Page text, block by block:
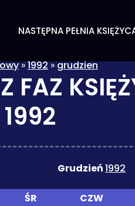
NASTĘPNA PEŁNIA
»1992»grudzien
FAZ
Grudzień1992
ŚR CZW